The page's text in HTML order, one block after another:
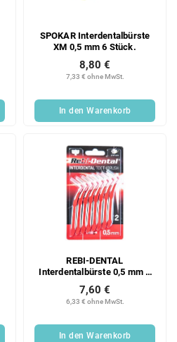
SPOKAR Interdentalbürste
XM 0,5 mm 6 Stück.
7,33 € ohne MwSt.
8,80 €
In den Warenkorb
REBI-DENTAL
Interdentalbürste 0,5 mm 1
Stück
6,33 € ohne MwSt.
7,60 €
In den Warenkorb